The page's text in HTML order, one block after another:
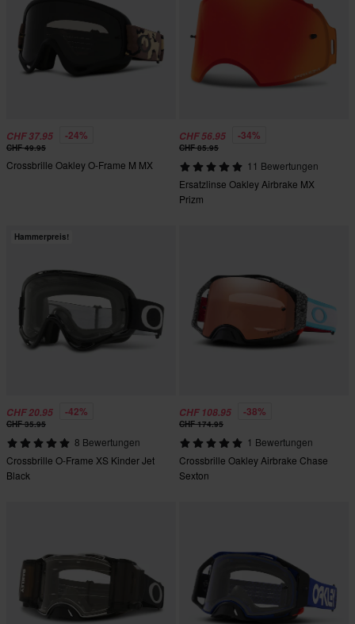
CHF 37.95 -24%
CHF 49.95
Crossbrille Oakley O-Frame M MX
CHF 56.95 -34%
CHF 85.95
11 Bewertungen
Ersatzlinse Oakley Airbrake MX
Prizm
Hammerpreis!
CHF 20.95 -42%
CHF 35.95
8 Bewertungen
Crossbrille O-Frame XS Kinder Jet
Black
CHF 108.95 -38%
CHF 174.95
1 Bewertungen
Crossbrille Oakley Airbrake Chase
Sexton